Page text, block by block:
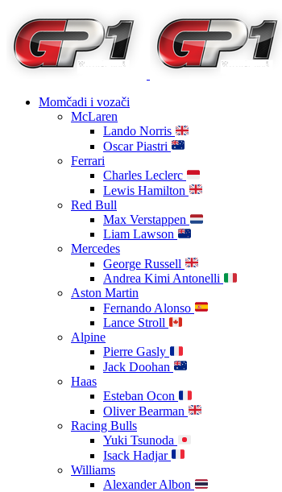
Momčadi i vozači
McLaren
Lando Norris
Oscar Piastri
Ferrari
Charles Leclerc
Lewis Hamilton
Red Bull
Max Verstappen
Liam Lawson
Mercedes
George Russell
Andrea Kimi Antonelli
Aston Martin
Fernando Alonso
Lance Stroll
Alpine
Pierre Gasly
Jack Doohan
Haas
Esteban Ocon
Oliver Bearman
Racing Bulls
Yuki Tsunoda
Isack Hadjar
Williams
Alexander Albon